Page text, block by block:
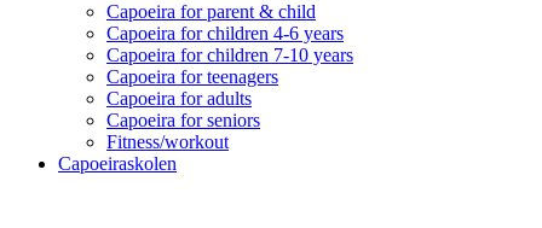
Capoeira for parent & child
Capoeira for children 4-6 years
Capoeira for children 7-10 years
Capoeira for teenagers
Capoeira for adults
Capoeira for seniors
Fitness/workout
Capoeiraskolen